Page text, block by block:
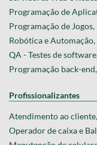
Programação de
Programação de Jogos,
Robótica e Automação,
QA - Testes de
Programação back-end,
Profissionalizantes
Atendimento ao cliente,
Operador de caixa e